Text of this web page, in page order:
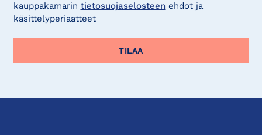
kauppakamarin tietosuojaselosteen ehdot ja
käsittelyperiaatteet